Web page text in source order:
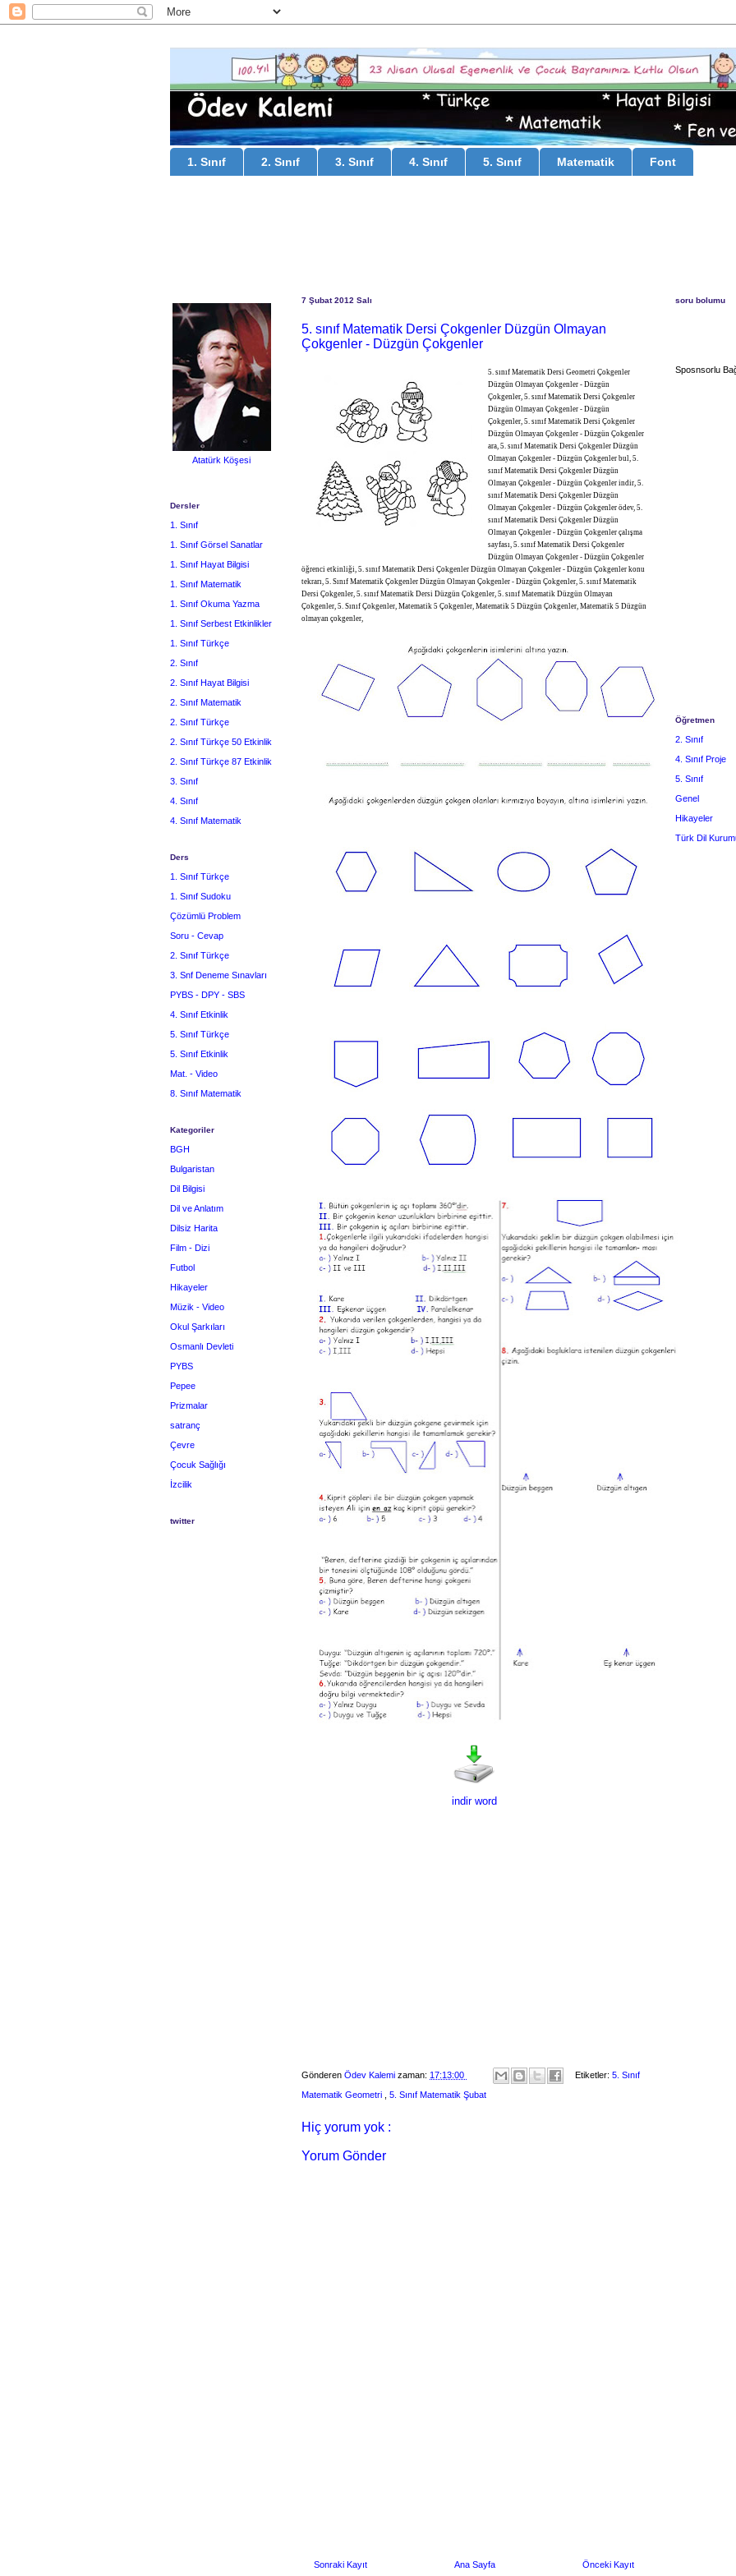
1. Sınıf 2. Sınıf 3. Sınıf 4. Sınıf 5. Sınıf Matematik Font
7 Şubat 2012 Salı
5. sınıf Matematik Dersi Çokgenler Düzgün Olmayan
Çokgenler - Düzgün Çokgenler
5. sınıf Matematik Dersi Geometri Çokgenler
Düzgün Olmayan Çokgenler - Düzgün
Çokgenler, 5. sınıf Matematik Dersi Çokgenler
Düzgün Olmayan Çokgenler - Düzgün
Çokgenler, 5. sınıf Matematik Dersi Çokgenler
Düzgün Olmayan Çokgenler - Düzgün Çokgenler
ara, 5. sınıf Matematik Dersi Çokgenler Düzgün
Olmayan Çokgenler - Düzgün Çokgenler bul, 5.
sınıf Matematik Dersi Çokgenler Düzgün
Olmayan Çokgenler - Düzgün Çokgenler indir, 5.
sınıf Matematik Dersi Çokgenler Düzgün
Olmayan Çokgenler - Düzgün Çokgenler ödev, 5.
sınıf Matematik Dersi Çokgenler Düzgün
Olmayan Çokgenler - Düzgün Çokgenler çalışma
sayfası, 5. sınıf Matematik Dersi Çokgenler
Düzgün Olmayan Çokgenler - Düzgün Çokgenler
öğrenci etkinliği, 5. sınıf Matematik Dersi Çokgenler Düzgün Olmayan Çokgenler - Düzgün Çokgenler konu
tekrarı, 5. Sınıf Matematik Çokgenler Düzgün Olmayan Çokgenler - Düzgün Çokgenler, 5. sınıf Matematik
Dersi Çokgenler, 5. sınıf Matematik Dersi Düzgün Çokgenler, 5. sınıf Matematik Düzgün Olmayan
Çokgenler, 5. Sınıf Çokgenler, Matematik 5 Çokgenler, Matematik 5 Düzgün Çokgenler, Matematik 5 Düzgün
olmayan çokgenler,
indir word
Gönderen Ödev Kalemi zaman: 17:13:00 Etiketler: 5. Sınıf
Matematik Geometri 5. Sınıf Matematik Şubat
Hiç yorum yok :
Yorum Gönder
Sonraki Kayıt Önceki Kayıt
Ana Sayfa
Atatürk Köşesi
Dersler
1. Sınıf
1. Sınıf Görsel Sanatlar
1. Sınıf Hayat Bilgisi
1. Sınıf Matematik
1. Sınıf Okuma Yazma
1. Sınıf Serbest Etkinlikler
1. Sınıf Türkçe
2. Sınıf
2. Sınıf Hayat Bilgisi
2. Sınıf Matematik
2. Sınıf Türkçe
2. Sınıf Türkçe 50 Etkinlik
2. Sınıf Türkçe 87 Etkinlik
3. Sınıf
4. Sınıf
4. Sınıf Matematik
Ders
1. Sınıf Türkçe
1. Sınıf Sudoku
Çözümlü Problem
Soru - Cevap
2. Sınıf Türkçe
3. Snf Deneme Sınavları
PYBS - DPY - SBS
4. Sınıf Etkinlik
5. Sınıf Türkçe
5. Sınıf Etkinlik
Mat. - Video
8. Sınıf Matematik
Kategoriler
BGH
Bulgaristan
Dil Bilgisi
Dil ve Anlatım
Dilsiz Harita
Film - Dizi
Futbol
Hikayeler
Müzik - Video
Okul Şarkıları
Osmanlı Devleti
PYBS
Pepee
Prizmalar
satranç
Çevre
Çocuk Sağlığı
İzcilik
twitter
soru bolumu
Sposnsorlu
Öğretmen
2. Sınıf
4. Sınıf Proje
5. Sınıf
Genel
Hikayeler
Türk Dil